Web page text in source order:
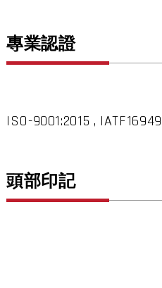
專業認證
ISO-9001:2015 , IATF16949
頭部印記